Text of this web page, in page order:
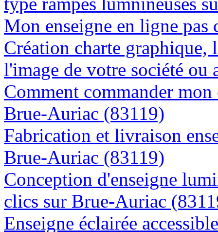
Mon enseigne en ligne
Création charte graphique,
l'image de votre société
Comment commander
Brue-Auriac (83119)
Fabrication et livraison
Brue-Auriac (83119)
Conception d'enseigne
clics sur Brue-Auriac
Enseigne éclairée